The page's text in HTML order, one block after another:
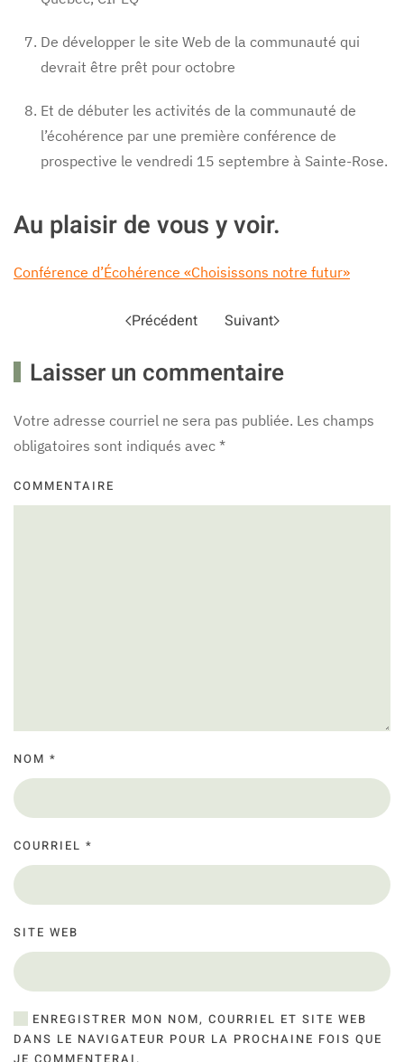
De développer le site Web de la communauté qui
devrait être prêt pour octobre
Et de débuter les activités de la communauté de
l’écohérence par une première conférence de
prospective le vendredi 15 septembre à Sainte-Rose.
Au plaisir de vous y voir.
Conférence d’Écohérence «Choisissons notre futur»
Précédent Suivant
Laisser un commentaire
Votre adresse courriel ne sera pas publiée. Les champs
obligatoires sont indiqués avec *
COMMENTAIRE
NOM *
COURRIEL *
SITE WEB
ENREGISTRER MON NOM, COURRIEL ET SITE WEB
DANS LE NAVIGATEUR POUR LA PROCHAINE FOIS QUE